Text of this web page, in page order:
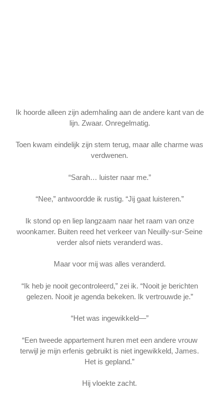
Ik hoorde alleen zijn ademhaling aan de andere kant van de
lijn. Zwaar. Onregelmatig.
Toen kwam eindelijk zijn stem terug, maar alle charme was
verdwenen.
“Sarah… luister naar me.”
“Nee,” antwoordde ik rustig. “Jij gaat luisteren.”
Ik stond op en liep langzaam naar het raam van onze
woonkamer. Buiten reed het verkeer van Neuilly-sur-Seine
verder alsof niets veranderd was.
Maar voor mij was alles veranderd.
“Ik heb je nooit gecontroleerd,” zei ik. “Nooit je berichten
gelezen. Nooit je agenda bekeken. Ik vertrouwde je.”
“Het was ingewikkeld—”
“Een tweede appartement huren met een andere vrouw
terwijl je mijn erfenis gebruikt is niet ingewikkeld, James.
Het is gepland.”
Hij vloekte zacht.